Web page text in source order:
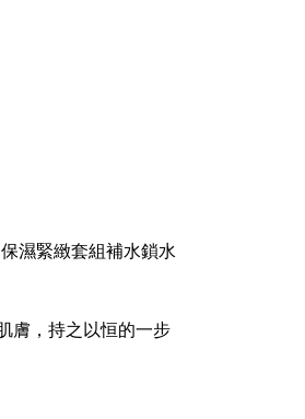
濕緊緻套組補水鎖水
膚，持之以恒的一步